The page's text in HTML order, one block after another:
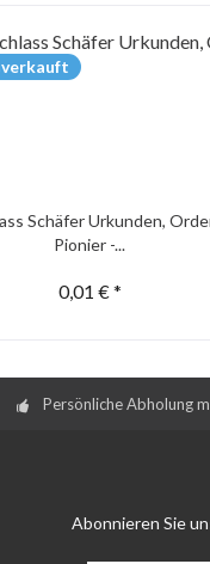
Schäfer Urkunden,
Pionier -...
0,01 € *
Persönliche Abholung
Abonnieren Sie